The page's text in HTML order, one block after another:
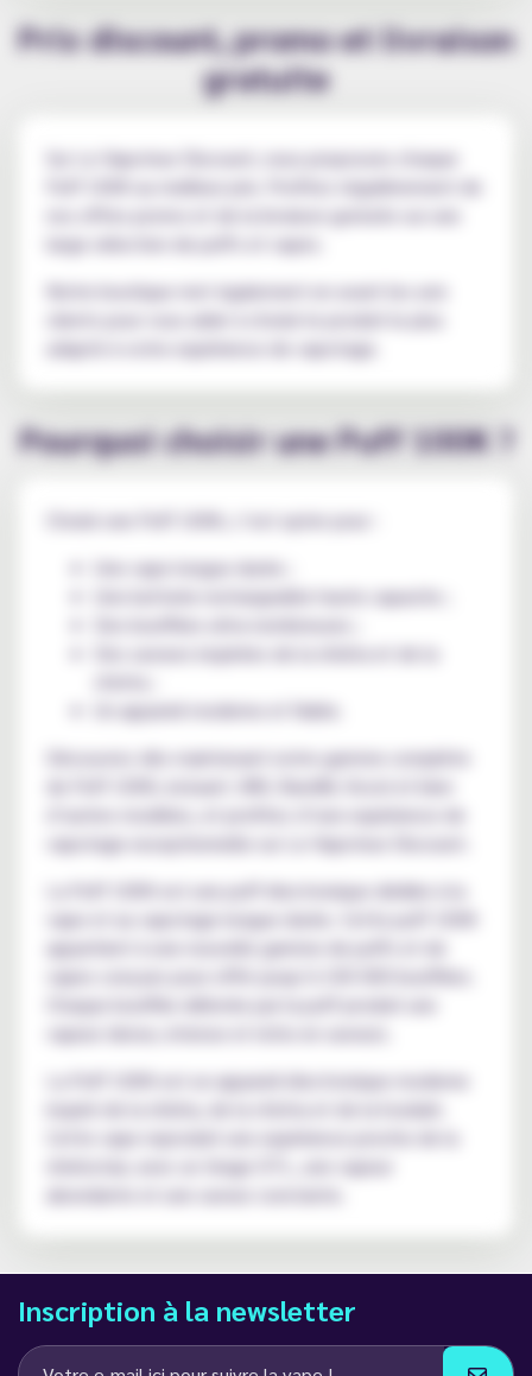
Prix discount, promo et livraison
gratuite
Sur Le Vapoteur Discount, nous proposons chaque
Puff 100K au meilleur prix. Profitez régulièrement de
nos offres promo et de la livraison gratuite sur une
large sélection de puffs et vapes.
Notre boutique met également en avant les avis
clients pour vous aider à choisir le produit le plus
adapté à votre expérience de vapotage.
Pourquoi choisir une Puff 100K ?
Choisir une Puff 100K, c’est opter pour :
Une vape longue durée ;
Une batterie rechargeable haute capacite ;
Des saveurs inspirées de la shisha et de la
Un appareil moderne et fiable.
Découvrez dès maintenant notre gamme complète
d’autres modèles, et profitez d’une expérience de
vapotage exceptionnelle sur Le Vapoteur Discount.
La Puff 100K est une puff électronique dédiée à la
vape et au vapotage longue durée. Cette puff 100K
appartient à une nouvelle gamme de puffs et de
vapes conçues pour offrir jusqu’à 100 000 bouffées.
Chaque bouffée délivrée par la puff produit une
vapeur dense, intense et riche en saveurs.
La Puff 100K est un appareil électronique moderne
inspiré de la shisha, de la chicha et de la hookah.
Cette vape reproduit une expérience proche de la
shisha bar, avec un tirage DTL, une vapeur
Inscription à la newsletter